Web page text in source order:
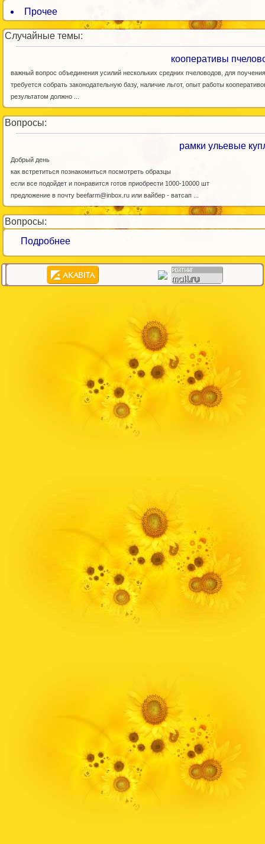
Прочее
Случайные темы:
кооперативы
важный вопрос объединения усилий нескольких средних пчеловодов, для
требуется собрать законодательную базу, наличие льгот, опыт работы
результатом должно ...
Вопросы:
рамки ульевые
Добрый день
как встретиться познакомиться посмотреть образцы
если все подойдет и понравится готов приобрести 1000-10000 шт
предложение в почту beefarm@inbox.ru или вайбер - ватсап ...
Вопросы:
Подробнее